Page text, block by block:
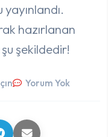
hazırlanan
şekildedir!
Yorum Yok